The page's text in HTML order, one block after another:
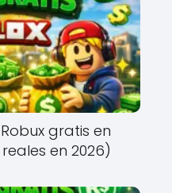
gratis en
en 2026)